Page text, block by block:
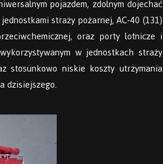
pojazdem, zdolnym dojechać
straży pożarnej, AC-40 (131)
oraz porty lotnicze i
w jednostkach straży
stosunkowo niskie koszty utrzymania
dzisiejszego.